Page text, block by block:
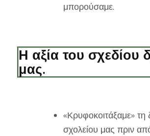
μπορούσαμε.
Η αξία του σχεδίου
μας.
«Κρυφοκοιτάξαμε» τη
σχολείου μας πριν